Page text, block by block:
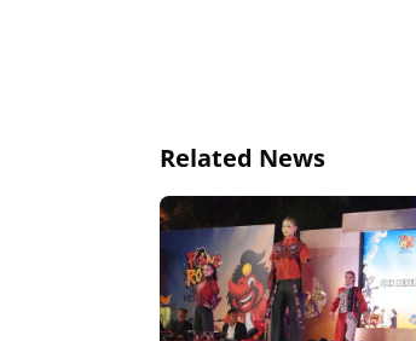
Related News